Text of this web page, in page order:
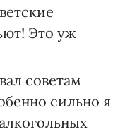
Это уж
советам
сильно я